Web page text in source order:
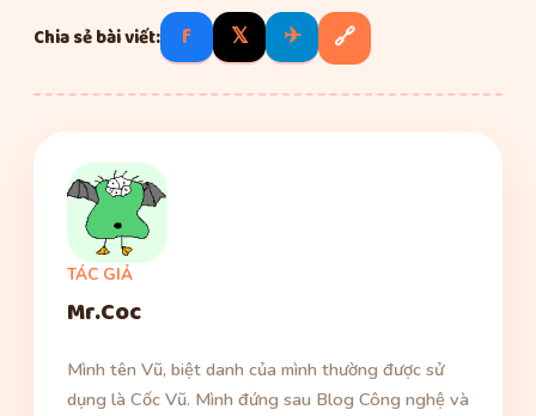
Chia sẻ bài viết: f 𝕏 ✈ 🔗
TÁC GIẢ
Mr.Coc
Mình tên Vũ, biệt danh của mình thường được sử
dụng là Cốc Vũ. Mình đứng sau Blog Công nghệ và